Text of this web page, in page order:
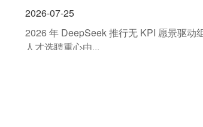
2026-07-25
2026 年 DeepSeek 推行无 KPI 愿景驱动
人才选聘重心由...